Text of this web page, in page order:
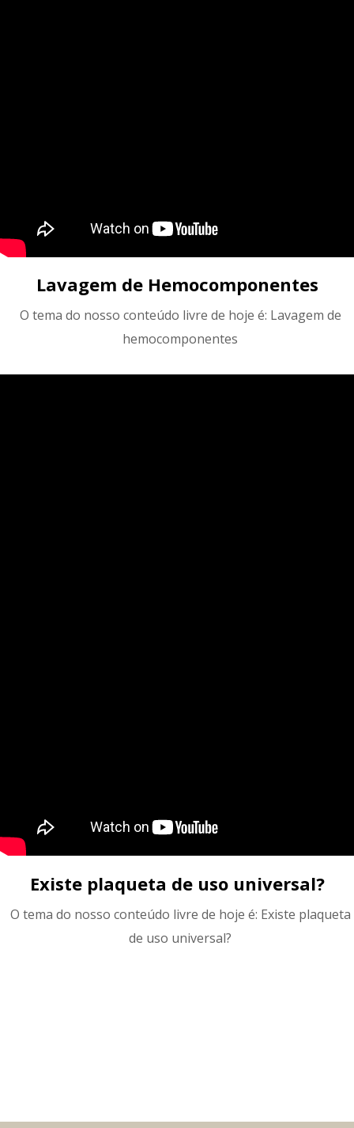
Lavagem de Hemocomponentes
O tema do nosso conteúdo livre de hoje é: Lavagem de
hemocomponentes
Existe plaqueta de uso universal?
O tema do nosso conteúdo livre de hoje é: Existe plaqueta
de uso universal?